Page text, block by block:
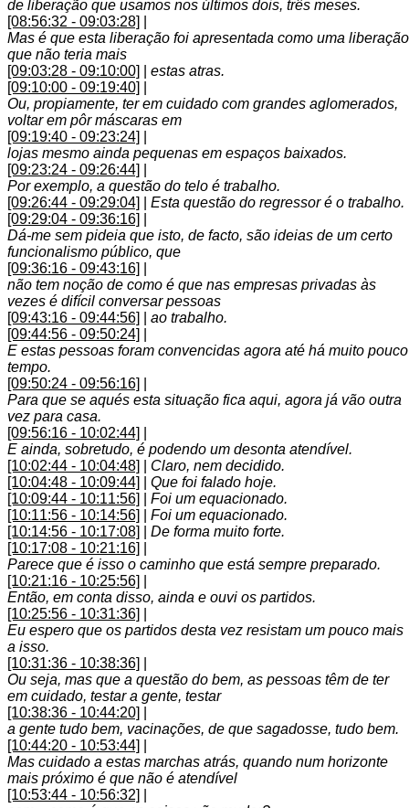
de liberação que usamos nos últimos dois, três meses.
[08:56:32 - 09:03:28]
Mas é que esta liberação foi apresentada como uma liberação
que não teria mais
[09:03:28 - 09:10:00]
estas atras.
[09:10:00 - 09:19:40]
Ou, propiamente, ter em cuidado com grandes aglomerados,
voltar em pôr máscaras em
[09:19:40 - 09:23:24]
lojas mesmo ainda pequenas em espaços baixados.
[09:23:24 - 09:26:44]
Por exemplo, a questão do telo é trabalho.
[09:26:44 - 09:29:04]
Esta questão do regressor é o trabalho.
[09:29:04 - 09:36:16]
Dá-me sem pideia que isto, de facto, são ideias de um certo
funcionalismo público, que
[09:36:16 - 09:43:16]
não tem noção de como é que nas empresas privadas às
vezes é difícil conversar pessoas
[09:43:16 - 09:44:56]
ao trabalho.
[09:44:56 - 09:50:24]
E estas pessoas foram convencidas agora até há muito pouco
tempo.
[09:50:24 - 09:56:16]
Para que se aqués esta situação fica aqui, agora já vão outra
vez para casa.
[09:56:16 - 10:02:44]
E ainda, sobretudo, é podendo um desonta atendível.
[10:02:44 - 10:04:48]
Claro, nem decidido.
[10:04:48 - 10:09:44]
Que foi falado hoje.
[10:09:44 - 10:11:56]
Foi um equacionado.
[10:11:56 - 10:14:56]
Foi um equacionado.
[10:14:56 - 10:17:08]
De forma muito forte.
[10:17:08 - 10:21:16]
Parece que é isso o caminho que está sempre preparado.
[10:21:16 - 10:25:56]
Então, em conta disso, ainda e ouvi os partidos.
[10:25:56 - 10:31:36]
Eu espero que os partidos desta vez resistam um pouco mais
a isso.
[10:31:36 - 10:38:36]
Ou seja, mas que a questão do bem, as pessoas têm de ter
em cuidado, testar a gente, testar
[10:38:36 - 10:44:20]
a gente tudo bem, vacinações, de que sagadosse, tudo bem.
[10:44:20 - 10:53:44]
Mas cuidado a estas marchas atrás, quando num horizonte
mais próximo é que não é atendível
[10:53:44 - 10:56:32]